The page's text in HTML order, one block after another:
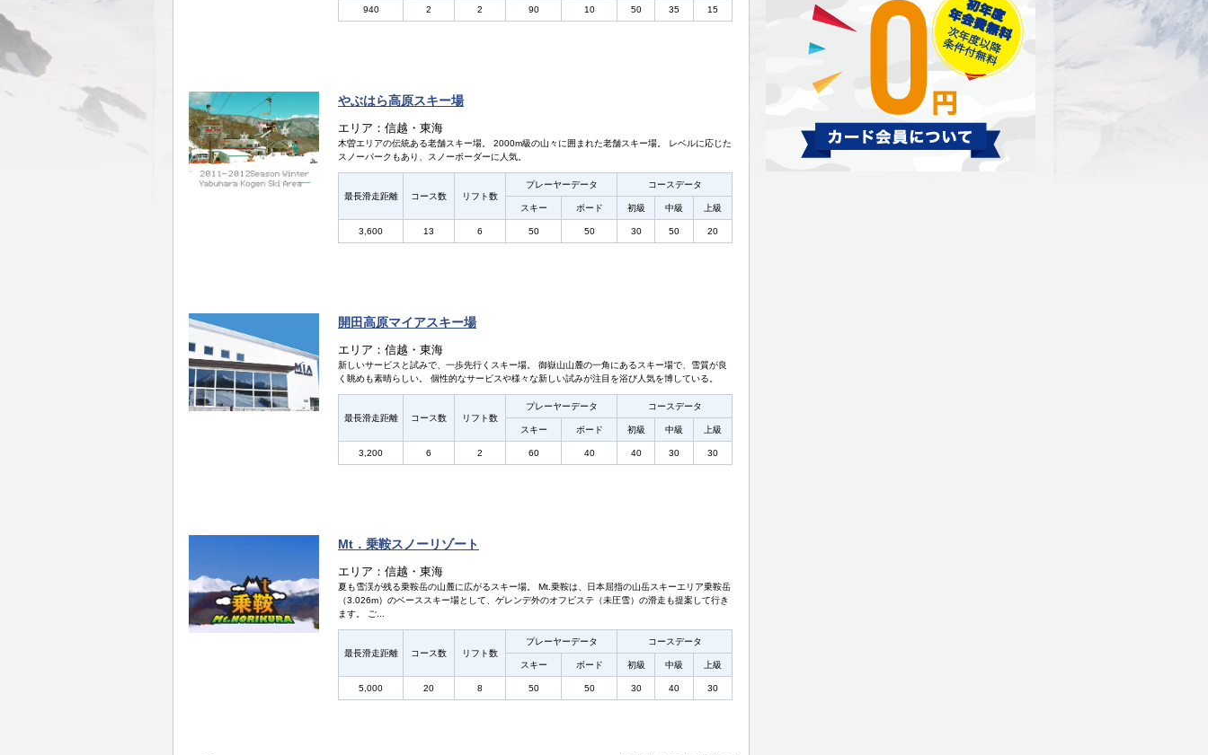
940 2 2 90 10 50 35 15
やぶはら高原スキー場
エリア：信越・東海
木曽エリアの伝統ある老舗スキー場。 2000m級の山々に囲まれた老舗スキー場。 レベルに応じた
スノーパークもあり、スノーボーダーに人気。
最長滑走距離 コース数 リフト数
プレーヤーデータ コースデータ
スキー ボード 初級 中級 上級
3,600 13 6 50 50 30 50 20
開田高原マイアスキー場
エリア：信越・東海
新しいサービスと試みで、一歩先行くスキー場。 御嶽山山麓の一角にあるスキー場で、雪質が良
く眺めも素晴らしい。 個性的なサービスや様々な新しい試みが注目を浴び人気を博している。
最長滑走距離 コース数 リフト数
プレーヤーデータ コースデータ
スキー ボード 初級 中級 上級
3,200 6 2 60 40 40 30 30
Mt．乗鞍スノーリゾート
エリア：信越・東海
夏も雪渓が残る乗鞍岳の山麓に広がるスキー場。 Mt.乗鞍は、日本屈指の山岳スキーエリア乗鞍岳
（3.026m）のベーススキー場として、ゲレンデ外のオフピステ（未圧雪）の滑走も提案して行き
ます。 ご...
最長滑走距離 コース数 リフト数
プレーヤーデータ コースデータ
スキー ボード 初級 中級 上級
5,000 20 8 50 50 30 40 30